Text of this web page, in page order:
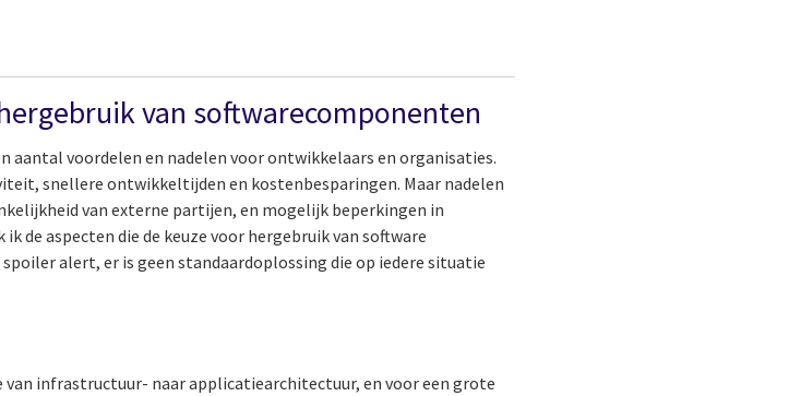
van softwarecomponenten
aantal voordelen en nadelen voor ontwikkelaars en organisaties.
snellere ontwikkeltijden en kostenbesparingen. Maar nadelen
van externe partijen, en mogelijk beperkingen in
de aspecten die de keuze voor hergebruik van software
spoiler alert, er is geen standaardoplossing die op iedere situatie
van infrastructuur- naar applicatiearchitectuur, en voor een grote